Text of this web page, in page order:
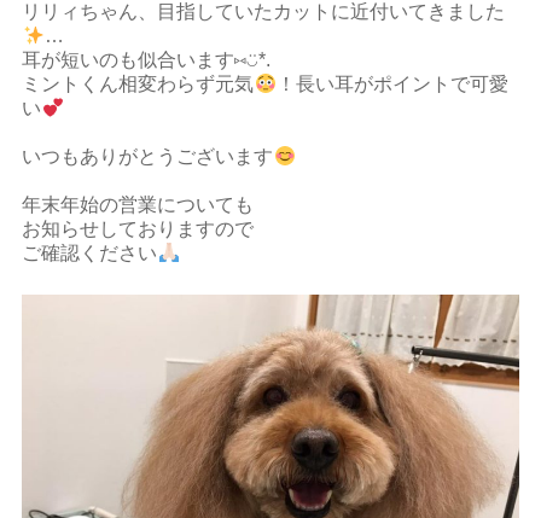
リリィちゃん、目指していたカットに近付いてきました
…
耳が短いのも似合います⑅◡̈*.
ミントくん相変わらず元気
！長い耳がポイントで可愛
い
いつもありがとうございます
年末年始の営業についても
お知らせしておりますので
ご確認ください